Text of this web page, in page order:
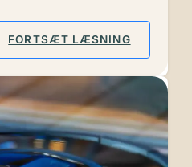
FORTSÆT LÆSNING: HVAD